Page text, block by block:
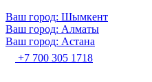
Ваш город: Шымкент
Ваш город: Алматы
Ваш город: Астана
+7 700 305 1718